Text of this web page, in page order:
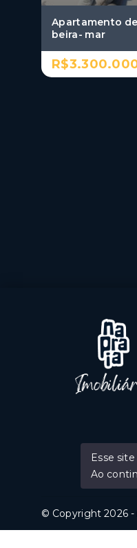
Apartamento
beira- mar
© Copyright 2026 -
Esse
Ao